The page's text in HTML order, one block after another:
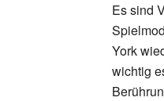
Es sind
York
wichtig